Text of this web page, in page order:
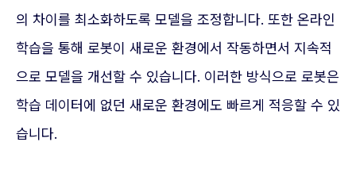
의 차이를 최소화하도록 모델을 조정합니다. 또한 온라인
학습을 통해 로봇이 새로운 환경에서 작동하면서 지속적
으로 모델을 개선할 수 있습니다. 이러한 방식으로 로봇은
학습 데이터에 없던 새로운 환경에도 빠르게 적응할 수 있
습니다.